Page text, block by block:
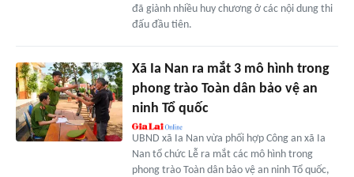
đã giành nhiều huy chương ở các nội dung thi
đấu đầu tiên.
Xã Ia Nan ra mắt 3 mô hình trong
phong trào Toàn dân bảo vệ an
ninh Tổ quốc
UBND xã Ia Nan vừa phối hợp Công an xã Ia
Nan tổ chức Lễ ra mắt các mô hình trong
phong trào Toàn dân bảo vệ an ninh Tổ quốc,